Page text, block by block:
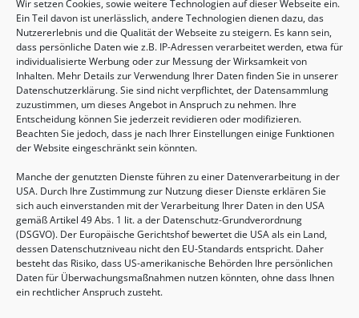
Wir setzen Cookies, sowie weitere Technologien auf dieser Webseite ein.
Ein Teil davon ist unerlässlich, andere Technologien dienen dazu, das
Nutzererlebnis und die Qualität der Webseite zu steigern. Es kann sein,
dass persönliche Daten wie z.B. IP-Adressen verarbeitet werden, etwa für
individualisierte Werbung oder zur Messung der Wirksamkeit von
Inhalten. Mehr Details zur Verwendung Ihrer Daten finden Sie in unserer
Datenschutzerklärung. Sie sind nicht verpflichtet, der Datensammlung
zuzustimmen, um dieses Angebot in Anspruch zu nehmen. Ihre
Entscheidung können Sie jederzeit revidieren oder modifizieren.
Beachten Sie jedoch, dass je nach Ihrer Einstellungen einige Funktionen
der Website eingeschränkt sein könnten.
Manche der genutzten Dienste führen zu einer Datenverarbeitung in der
USA. Durch Ihre Zustimmung zur Nutzung dieser Dienste erklären Sie
sich auch einverstanden mit der Verarbeitung Ihrer Daten in den USA
gemäß Artikel 49 Abs. 1 lit. a der Datenschutz-Grundverordnung
(DSGVO). Der Europäische Gerichtshof bewertet die USA als ein Land,
dessen Datenschutzniveau nicht den EU-Standards entspricht. Daher
besteht das Risiko, dass US-amerikanische Behörden Ihre persönlichen
Daten für Überwachungsmaßnahmen nutzen könnten, ohne dass Ihnen
ein rechtlicher Anspruch zusteht.
Geburtsvorbereitung
15.08.2026, 10:00 - 17:00 Uhr
Sommertreffen für (Groß-)Eltern mit Kindern
von 2-6 Jahren
20.08.2026, 09:30 - 11:00 Uhr